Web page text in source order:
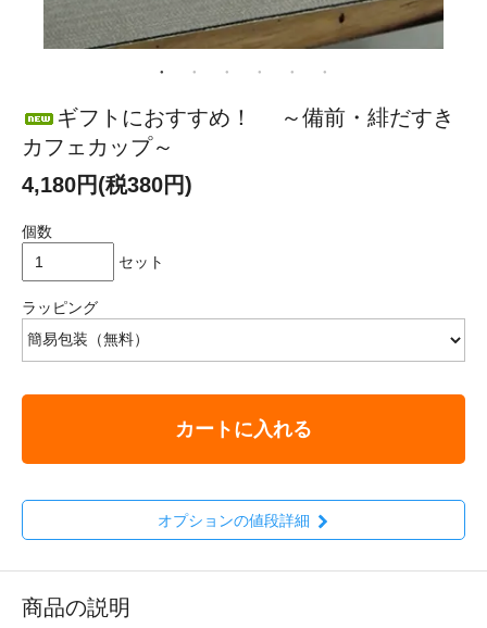
ギフトにおすすめ！ ～備前・緋だすき
カフェカップ～
4,180円(税380円)
個数
セット
ラッピング
カートに入れる
オプションの値段詳細
商品の説明